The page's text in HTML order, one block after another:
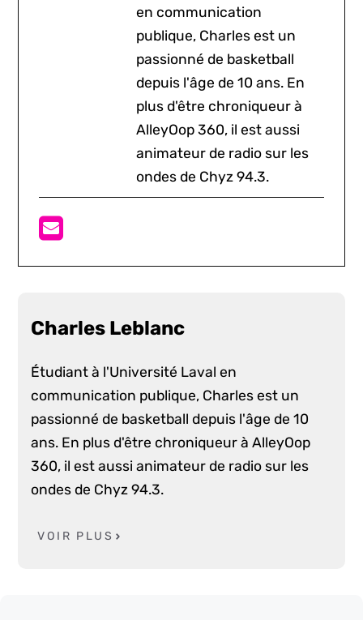
en communication
publique, Charles est un
passionné de basketball
depuis l'âge de 10 ans. En
plus d'être chroniqueur à
AlleyOop 360, il est aussi
animateur de radio sur les
ondes de Chyz 94.3.
Charles Leblanc
Étudiant à l'Université Laval en
communication publique, Charles est un
passionné de basketball depuis l'âge de 10
ans. En plus d'être chroniqueur à AlleyOop
360, il est aussi animateur de radio sur les
ondes de Chyz 94.3.
VOIR PLUS